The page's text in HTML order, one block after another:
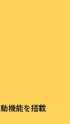
機能を搭載